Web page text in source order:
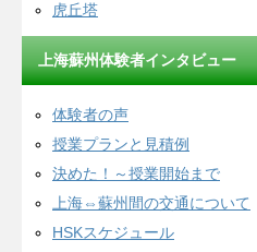
虎丘塔
上海蘇州体験者インタビュー
体験者の声
授業プランと見積例
決めた！～授業開始まで
上海⇔蘇州間の交通について
HSKスケジュール